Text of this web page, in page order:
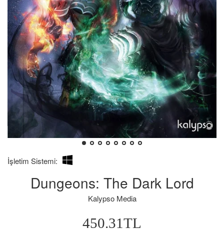
Dungeons: The Dark Lord
Kalypso Media
Normal
Fiyat
450.31TL
İşletim Sistemi: